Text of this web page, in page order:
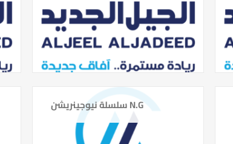
سلسلة نيوجينريشن N.G